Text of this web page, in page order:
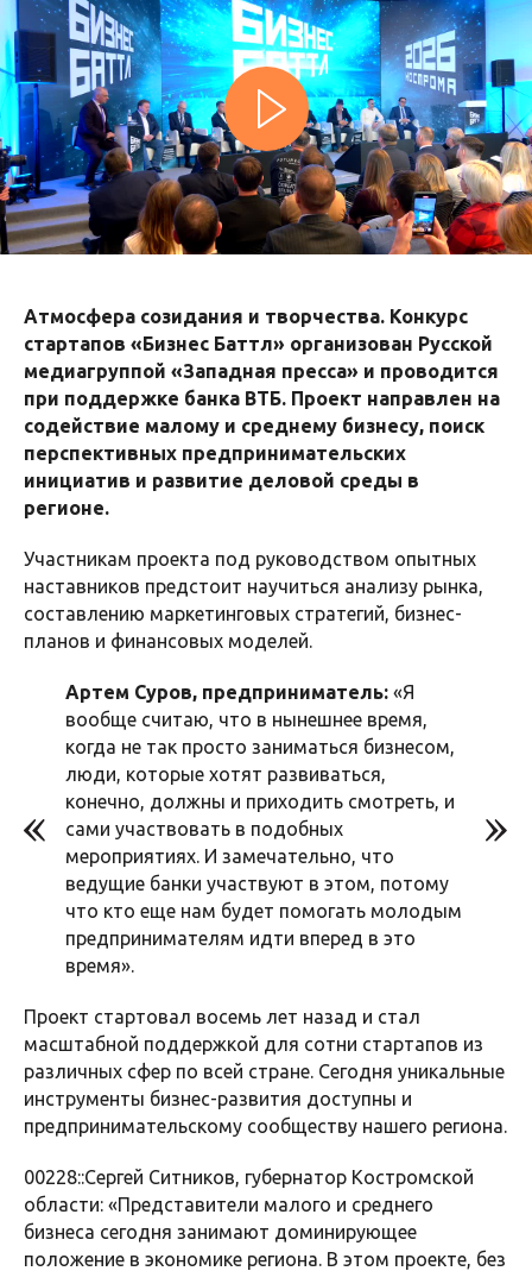
Атмосфера созидания и творчества. Конкурс
стартапов «Бизнес Баттл» организован Русской
медиагруппой «Западная пресса» и проводится
при поддержке банка ВТБ. Проект направлен на
содействие малому и среднему бизнесу, поиск
перспективных предпринимательских
инициатив и развитие деловой среды в
регионе.
Участникам проекта под руководством опытных
наставников предстоит научиться анализу рынка,
составлению маркетинговых стратегий, бизнес-
планов и финансовых моделей.
Артем Суров, предприниматель: «Я
вообще считаю, что в нынешнее время,
когда не так просто заниматься бизнесом,
люди, которые хотят развиваться,
конечно, должны и приходить смотреть, и
сами участвовать в подобных
мероприятиях. И замечательно, что
ведущие банки участвуют в этом, потому
что кто еще нам будет помогать молодым
предпринимателям идти вперед в это
время».
Проект стартовал восемь лет назад и стал
масштабной поддержкой для сотни стартапов из
различных сфер по всей стране. Сегодня уникальные
инструменты бизнес-развития доступны и
предпринимательскому сообществу нашего региона.
00228::Сергей Ситников, губернатор Костромской
области: «Представители малого и среднего
бизнеса сегодня занимают доминирующее
положение в экономике региона. В этом проекте, без